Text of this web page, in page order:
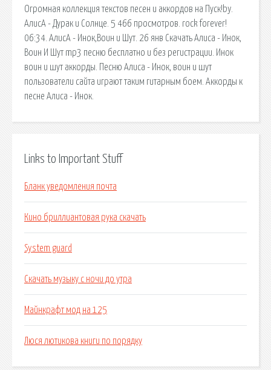
Огромная коллекция текстов песен и аккордов на Пуск!by.
АлисА - Дурак и Солнце. 5 466 просмотров. rock forever!
06:34. АлисА - Инок,Воин и Шут. 26 янв Скачать Алиса - Инок,
Воин И Шут mp3 песню бесплатно и без регистрации. Инок
воин и шут аккорды. Песню Алиса - Инок, воин и шут
пользователи сайта играют таким гитарным боем. Аккорды к
песне Алиса - Инок.
Links to Important Stuff
Бланк уведомления почта
Кино бриллиантовая рука скачать
System guard
Скачать музыку с ночи до утра
Майнкрафт мод на 125
Люся лютикова книги по порядку